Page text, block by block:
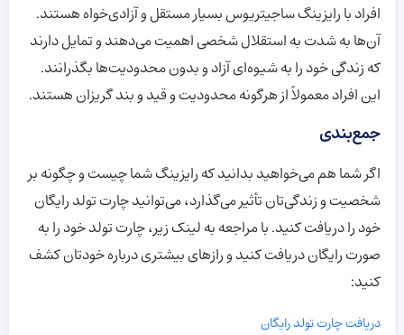
افراد با رایزینگ ساجیتریوس بسیار مستقل و آزادی‌خواه هستند.
آن‌ها به شدت به استقلال شخصی اهمیت می‌دهند و تمایل دارند
که زندگی خود را به شیوه‌ای آزاد و بدون محدودیت‌ها بگذرانند.
این افراد معمولاً از هرگونه محدودیت و قید و بند گریزان هستند.
جمع‌بندی
اگر شما هم می‌خواهید بدانید که رایزینگ شما چیست و چگونه بر
شخصیت و زندگی‌تان تأثیر می‌گذارد، می‌توانید چارت تولد رایگان
خود را دریافت کنید. با مراجعه به لینک زیر، چارت تولد خود را به
صورت رایگان دریافت کنید و رازهای بیشتری درباره خودتان کشف
کنید:
دریافت چارت تولد رایگان